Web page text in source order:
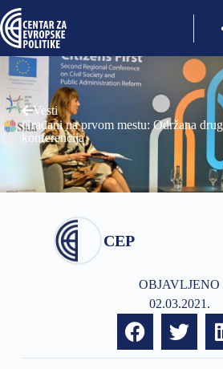
Vesti
Građani na prvom mestu: Održana
konferencija
CEP
OBJAVLJENO
02.03.2021.